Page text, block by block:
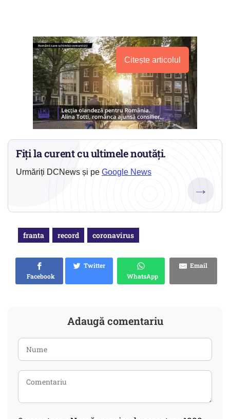
Citește articolul
Fiți la curent cu ultimele noutăți.
Urmăriți DCNews și pe Google News
→
franta record coronavirus
Facebook
Twitter
WhatsApp
Email
Adaugă comentariu